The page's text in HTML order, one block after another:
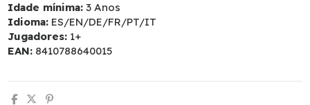
Idade mínima: 3 Anos
Idioma: ES/EN/DE/FR/PT/IT
Jugadores: 1+
EAN: 8410788640015